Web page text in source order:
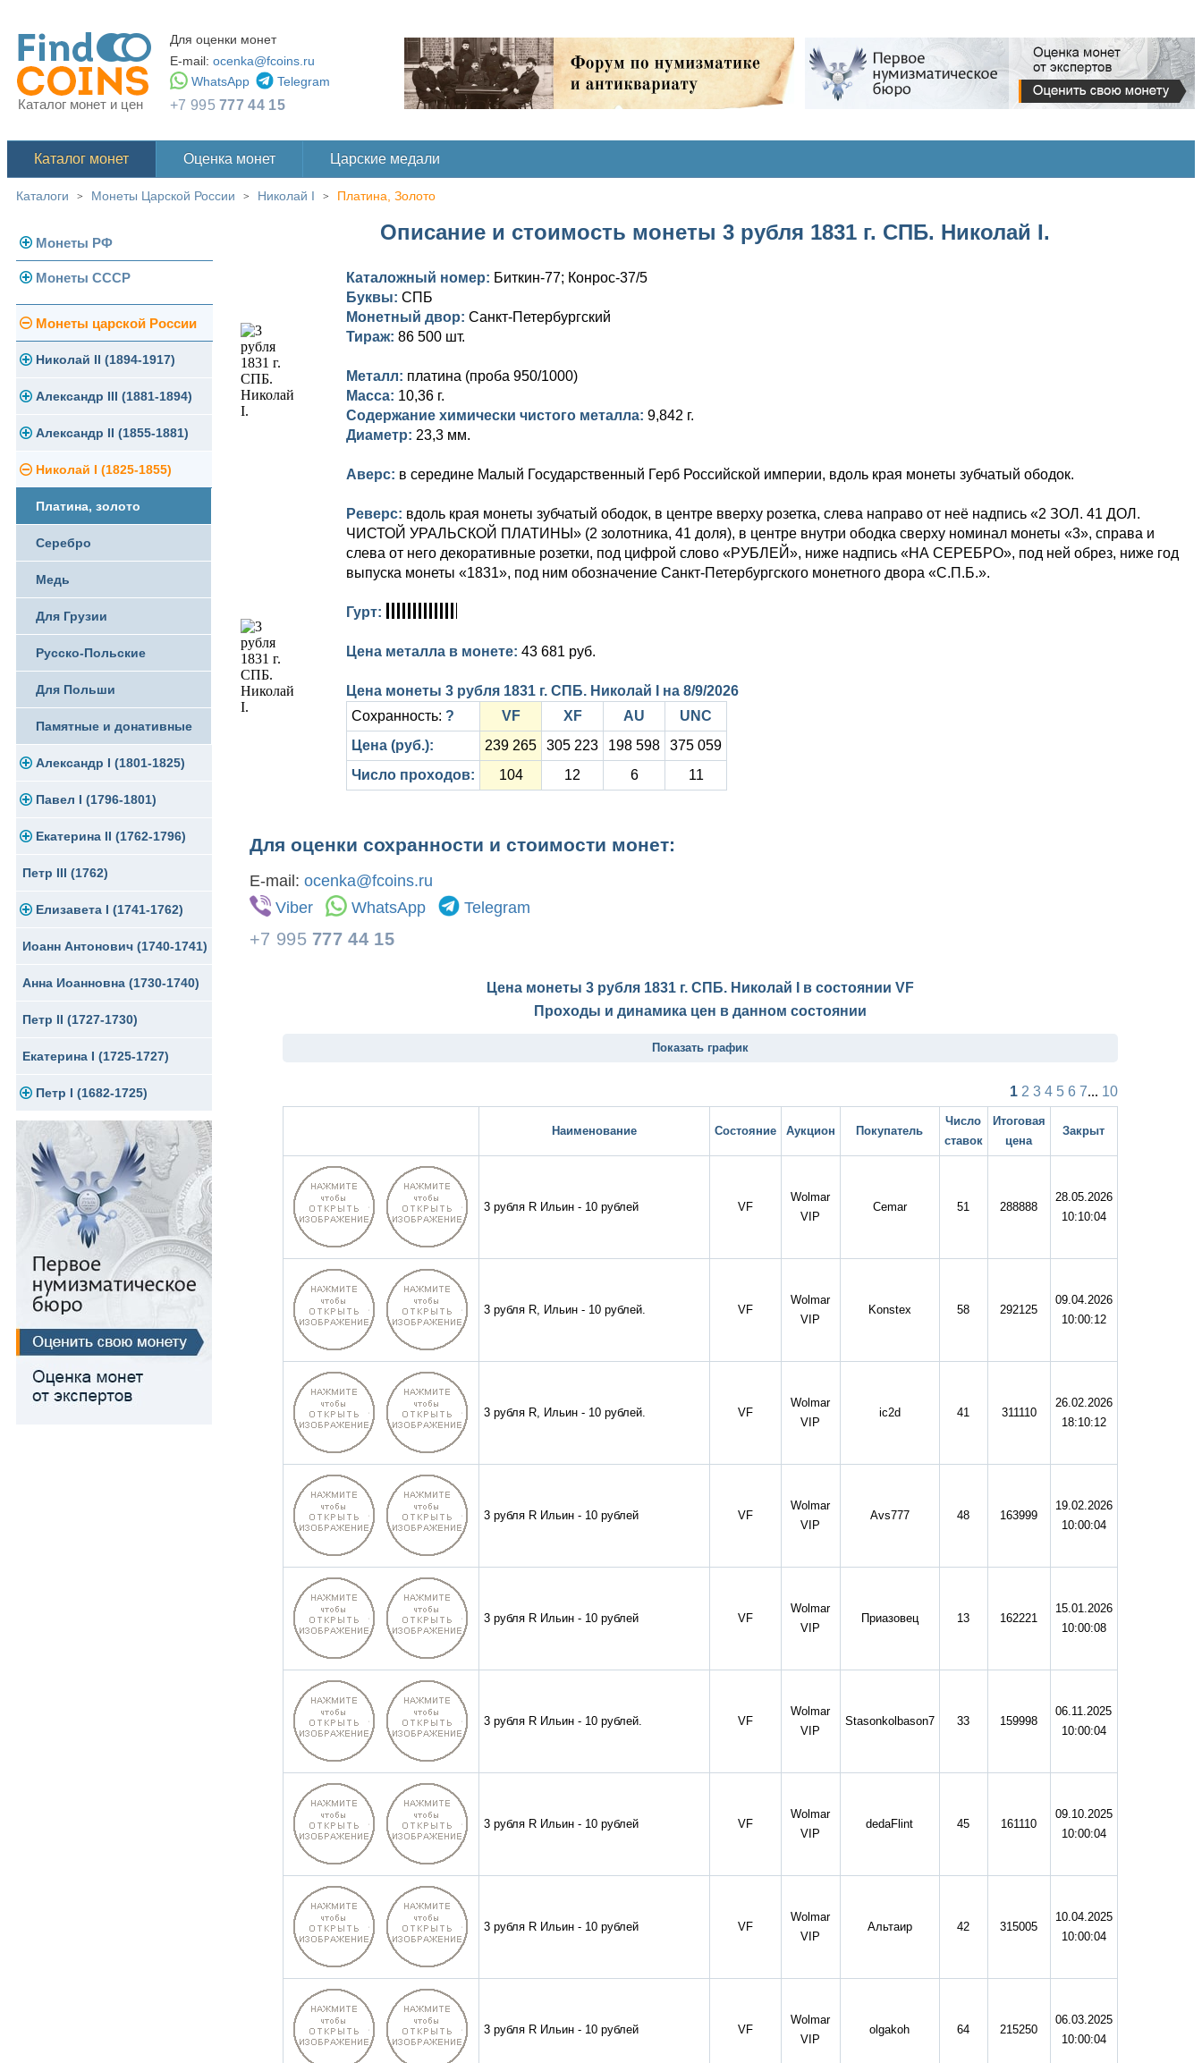
Каталог монет и цен
Для оценки монет
E-mail: ocenka@fcoins.ru
WhatsApp
Telegram
+7 995777 44 15
Каталог монет Оценка монет Царские медали
Каталоги > Монеты Царской России > Николай I > Платина, Золото
Монеты РФ
Современная Россия
Монеты 1991-1993 гг.
Памятные и юбилейные
Монеты СССР
Погодовка СССР
Монеты 1958 года
Золотые червонцы
Памятные и юбилейные
Монеты царской России
Николай II (1894-1917)
Золото
Серебро
Медь
Германская оккупация
Для Финляндии
Памятные и донативные
Александр III (1881-1894)
Золото
Серебро
Медь
Для Финляндии
Памятные и донативные
Александр II (1855-1881)
Золото
Серебро
Медь
Для Финляндии
Памятные и донативные
Николай I (1825-1855)
Платина, золото
Серебро
Медь
Для Грузии
Русско-Польские
Для Польши
Памятные и донативные
Александр I (1801-1825)
Золото
Серебро
Медь
Для Грузии
Для Польши
Павел I (1796-1801)
Золото
Серебро
Медь
Екатерина II (1762-1796)
Золото
Серебро
Медь
Сибирские монеты
Для Молдавии и Валахии
Таврические монеты
Петр III (1762)
Елизавета I (1741-1762)
Золото
Серебро
Медь
Для Пруссии
Ливонезы
Альбертусталер
Иоанн Антонович (1740-1741)
Анна Иоанновна (1730-1740)
Петр II (1727-1730)
Екатерина I (1725-1727)
Петр I (1682-1725)
Золото
Серебро
Медь
Для Речи Посполитой
Описание и стоимость монеты 3 рубля 1831 г. СПБ. Николай I.
Каталожный номер: Биткин-77; Конрос-37/5
Буквы: СПБ
Монетный двор: Санкт-Петербургский
Тираж: 86 500 шт.
Металл: платина (проба 950/1000)
Масса: 10,36 г.
Содержание химически чистого металла: 9,842 г.
Диаметр: 23,3 мм.
Аверс: в середине Малый Государственный Герб Российской империи, вдоль края монеты зубчатый ободок.
Реверс: вдоль края монеты зубчатый ободок, в центре вверху розетка, слева направо от неё надпись «2 ЗОЛ. 41 ДОЛ.
ЧИСТОЙ УРАЛЬСКОЙ ПЛАТИНЫ» (2 золотника, 41 доля), в центре внутри ободка сверху номинал монеты «3», справа и
слева от него декоративные розетки, под цифрой слово «РУБЛЕЙ», ниже надпись «НА СЕРЕБРО», под ней обрез, ниже год
выпуска монеты «1831», под ним обозначение Санкт-Петербургского монетного двора «С.П.Б.».
Гурт:
Цена металла в монете: 43 681 руб.
Цена монеты 3 рубля 1831 г. СПБ. Николай I на 8/9/2026
Сохранность: ? VF XF AU
UNC
Цена (руб.):
239 265 305 223 198 598
375 059
Число проходов:
104 12 6 11
Для оценки сохранности и стоимости монет:
E-mail: ocenka@fcoins.ru
Viber
WhatsApp Telegram
+7 995 777 44 15
Цена монеты 3 рубля 1831 г. СПБ. Николай I в состоянии VF
Проходы и динамика цен в данном состоянии
Показать график
1 2 3 4 5 6 7... 10
Наименование Состояние Аукцион Покупатель
Число
ставок
Итоговая
цена
Закрыт
3 рубля R Ильин - 10 рублей VF
Wolmar
VIP
Cemar 51 288888
28.05.2026
10:10:04
3 рубля R, Ильин - 10 рублей. VF
Wolmar
VIP
Konstex 58 292125
09.04.2026
10:00:12
3 рубля R, Ильин - 10 рублей. VF
Wolmar
VIP
ic2d 41 311110
26.02.2026
18:10:12
3 рубля R Ильин - 10 рублей VF
Wolmar
VIP
Avs777 48 163999
19.02.2026
10:00:04
3 рубля R Ильин - 10 рублей VF
Wolmar
VIP
Приазовец 13 162221
15.01.2026
10:00:08
3 рубля R Ильин - 10 рублей. VF
Wolmar
VIP
Stasonkolbason7 33 159998
06.11.2025
10:00:04
3 рубля R Ильин - 10 рублей VF
Wolmar
VIP
dedaFlint 45 161110
09.10.2025
10:00:04
3 рубля R Ильин - 10 рублей VF
Wolmar
VIP
Альтаир 42 315005
10.04.2025
10:00:04
3 рубля R Ильин - 10 рублей VF
Wolmar
VIP
olgakoh 64 215250
06.03.2025
10:00:04